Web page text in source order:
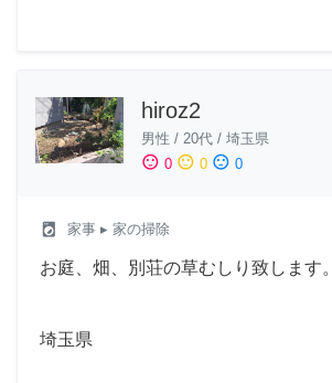
hiroz2
男性 / 20代 / 埼玉県
sentiment_satisfied 0 sentiment_neutral 0 sentiment_dissatisfied 0
local_laundry_service 家事 ▸ 家の掃除
お庭、畑、別荘の草むしり致します。
埼玉県